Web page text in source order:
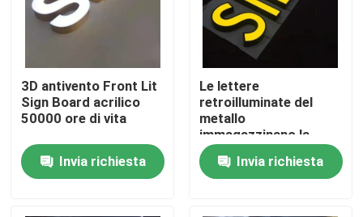
Casa
Prodotti
Circa noi
3D antivento Front Lit
Sign Board acrilico
50000 ore di vita
Invia richiesta
Le lettere
retroilluminate del
metallo
immagazzinano la
decorazione anteriore
del negozio di
spessore del segno
Invia richiesta